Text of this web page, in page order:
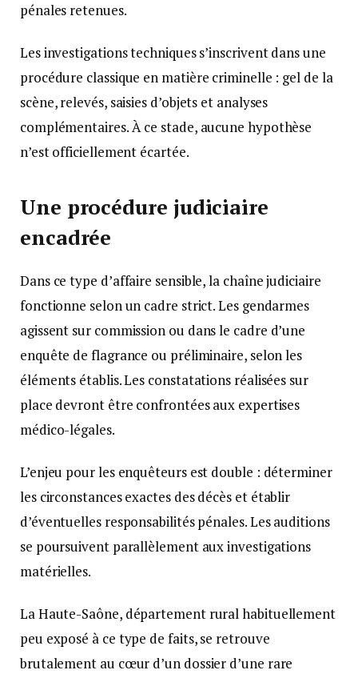
pénales retenues.
Les investigations techniques s’inscrivent dans une
procédure classique en matière criminelle : gel de la
scène, relevés, saisies d’objets et analyses
complémentaires. À ce stade, aucune hypothèse
n’est officiellement écartée.
Une procédure judiciaire
encadrée
Dans ce type d’affaire sensible, la chaîne judiciaire
fonctionne selon un cadre strict. Les gendarmes
agissent sur commission ou dans le cadre d’une
enquête de flagrance ou préliminaire, selon les
éléments établis. Les constatations réalisées sur
place devront être confrontées aux expertises
médico-légales.
L’enjeu pour les enquêteurs est double : déterminer
les circonstances exactes des décès et établir
d’éventuelles responsabilités pénales. Les auditions
se poursuivent parallèlement aux investigations
matérielles.
La Haute-Saône, département rural habituellement
peu exposé à ce type de faits, se retrouve
brutalement au cœur d’un dossier d’une rare